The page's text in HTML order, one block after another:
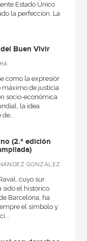
Estado Único
la perfección. La
Buen Vivir
como la expresión
máximo de justicia
socio-económica
la idea
(2.ª edición
GONZÁLEZ
cuyo sur
sido el histórico
Barcelona, ha
el símbolo y